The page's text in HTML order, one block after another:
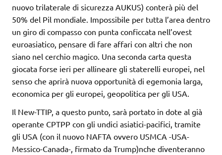
nuovo trilaterale di sicurezza AUKUS) conterà più del
50% del Pil mondiale. Impossibile per tutta l’area dentro
un giro di compasso con punta conficcata nell’ovest
euroasiatico, pensare di fare affari con altri che non
siano nel cerchio magico. Una seconda carta questa
giocata forse ieri per allineare gli staterelli europei, nel
senso che aprirà nuova opportunità di egemonia larga,
economica per gli europei, geopolitica per gli USA.
Il New-TTIP, a questo punto, sarà portato in dote al già
operante CPTPP con gli undici asiatici-pacifici, tramite
gli USA (con il nuovo NAFTA ovvero USMCA -USA-
Messico-Canada-, firmato da Trump)nche diventeranno